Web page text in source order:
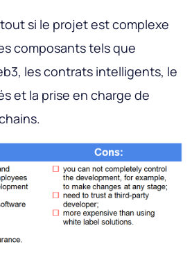
si le projet est complexe
composants tels que
les contrats intelligents, le
et la prise en charge de